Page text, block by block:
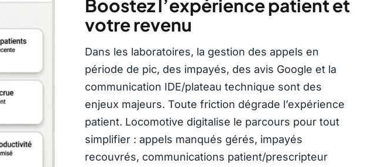
Boostez l’expérience patient et
votre revenu
Dans les laboratoires, la gestion des appels en
période de pic, des impayés, des avis Google et la
communication IDE/plateau technique sont des
enjeux majeurs. Toute friction dégrade l’expérience
patient. Locomotive digitalise le parcours pour tout
simplifier : appels manqués gérés, impayés
recouvrés, communications patient/prescripteur